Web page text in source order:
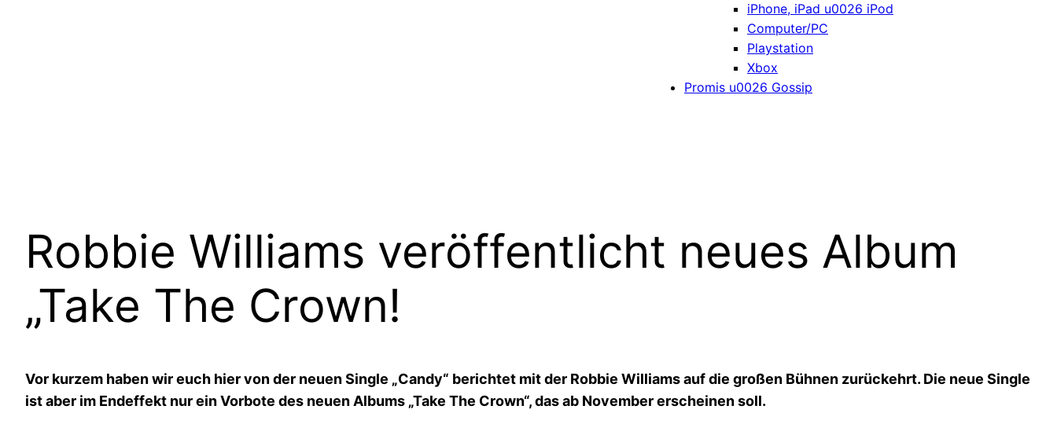
iPhone, iPad u0026 iPod
Computer/PC
Playstation
Xbox
Promis u0026 Gossip
Robbie Williams veröffentlicht neues Album
„Take The Crown!
Vor kurzem haben wir euch hier von der neuen Single „Candy“ berichtet mit der Robbie Williams auf die großen Bühnen zurückehrt. Die neue Single
ist aber im Endeffekt nur ein Vorbote des neuen Albums „Take The Crown“, das ab November erscheinen soll.